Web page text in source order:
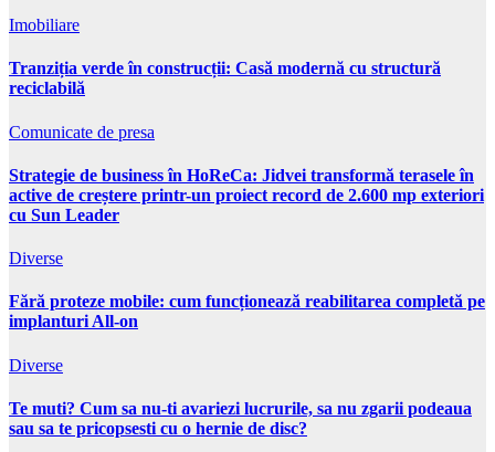
Imobiliare
Tranziția verde în construcții: Casă modernă cu structură
reciclabilă
Comunicate de presa
Strategie de business în HoReCa: Jidvei transformă terasele în
active de creștere printr-un proiect record de 2.600 mp exteriori
cu Sun Leader
Diverse
Fără proteze mobile: cum funcționează reabilitarea completă pe
implanturi All-on
Diverse
Te muti? Cum sa nu-ti avariezi lucrurile, sa nu zgarii podeaua
sau sa te pricopsesti cu o hernie de disc?